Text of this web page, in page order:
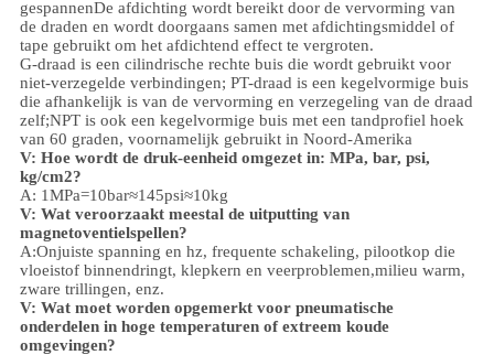
gespannenDe afdichting wordt bereikt door de vervorming van
de draden en wordt doorgaans samen met afdichtingsmiddel of
tape gebruikt om het afdichtend effect te vergroten.
G-draad is een cilindrische rechte buis die wordt gebruikt voor
niet-verzegelde verbindingen; PT-draad is een kegelvormige buis
die afhankelijk is van de vervorming en verzegeling van de draad
zelf;NPT is ook een kegelvormige buis met een tandprofiel hoek
van 60 graden, voornamelijk gebruikt in Noord-Amerika
V: Hoe wordt de druk-eenheid omgezet in: MPa, bar, psi,
kg/cm2?
A: 1MPa=10bar≈145psi≈10kg
V: Wat veroorzaakt meestal de uitputting van
magnetoventielspellen?
A:Onjuiste spanning en hz, frequente schakeling, pilootkop die
vloeistof binnendringt, klepkern en veerproblemen,milieu warm,
zware trillingen, enz.
V: Wat moet worden opgemerkt voor pneumatische
onderdelen in hoge temperaturen of extreem koude
omgevingen?